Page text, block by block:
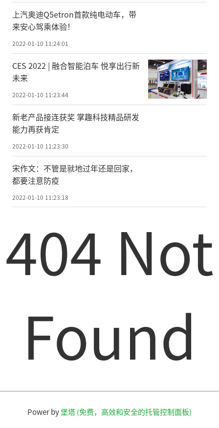
上汽奥迪Q5etron首款纯电动车，带
来安心驾乘体验！
2022-01-10 11:24:01
CES 2022 | 融合智能泊车 悦享出行新
未来
2022-01-10 11:23:44
新老产品接连获奖 掌趣科技精品研发
能力再获肯定
2022-01-10 11:23:30
宋作文：不管是就地过年还是回家，
都要注意防疫
2022-01-10 11:23:18
404 Not
Found
Power by堡塔 (免费，高效和安全的托管控制面板)